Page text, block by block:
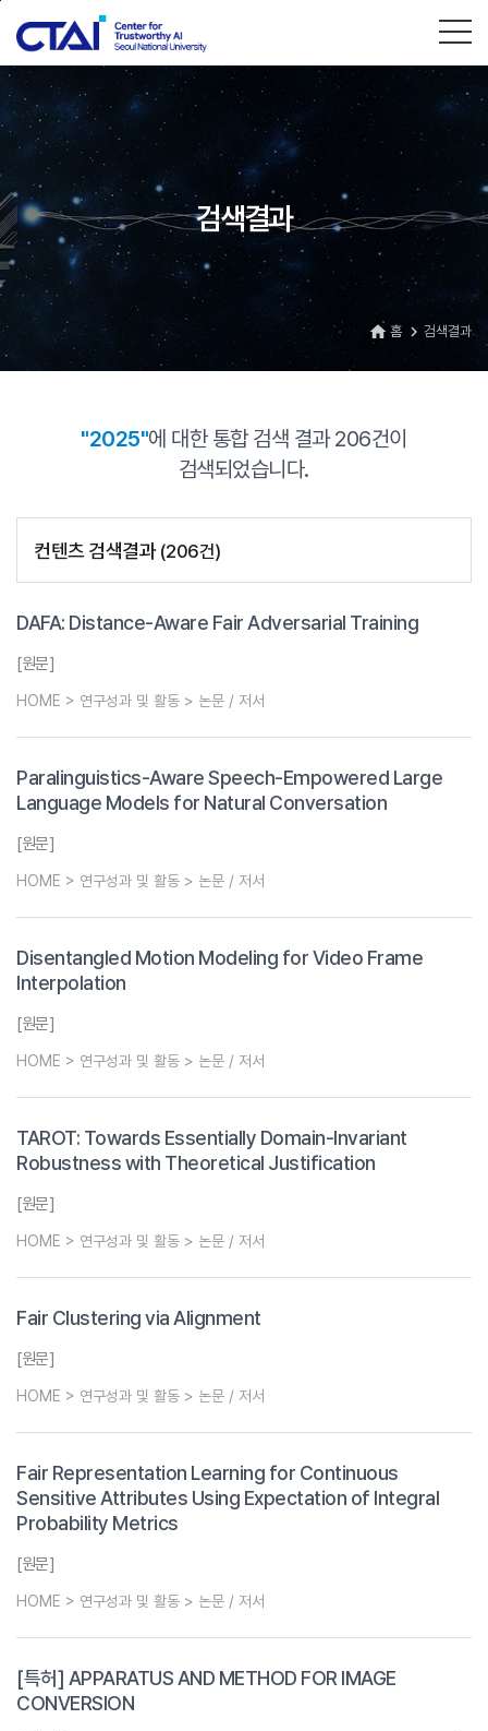
검색결과
home 홈 navigate_next 검색결과
"2025"에 대한 통합 검색 결과206건이
검색되었습니다.
컨텐츠 검색결과 (206건)
DAFA: Distance-Aware Fair Adversarial Training
[원문]
HOME > 연구성과 및 활동 > 논문 / 저서
Paralinguistics-Aware Speech-Empowered Large
Language Models for Natural Conversation
[원문]
HOME > 연구성과 및 활동 > 논문 / 저서
Disentangled Motion Modeling for Video Frame
Interpolation
[원문]
HOME > 연구성과 및 활동 > 논문 / 저서
TAROT: Towards Essentially Domain-Invariant
Robustness with Theoretical Justification
[원문]
HOME > 연구성과 및 활동 > 논문 / 저서
Fair Clustering via Alignment
[원문]
HOME > 연구성과 및 활동 > 논문 / 저서
Fair Representation Learning for Continuous
Sensitive Attributes Using Expectation of Integral
Probability Metrics
[원문]
HOME > 연구성과 및 활동 > 논문 / 저서
[특허] APPARATUS AND METHOD FOR IMAGE
CONVERSION